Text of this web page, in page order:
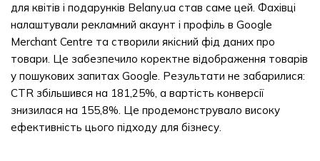
для квітів і подарунків Belany.ua став саме цей. Фахівці
налаштували рекламний акаунт і профіль в Google
Merchant Centre та створили якісний фід даних про
товари. Це забезпечило коректне відображення товарів
у пошукових запитах Google. Результати не забарилися:
CTR збільшився на 181,25%, а вартість конверсії
знизилася на 155,8%. Це продемонструвало високу
ефективність цього підходу для бізнесу.